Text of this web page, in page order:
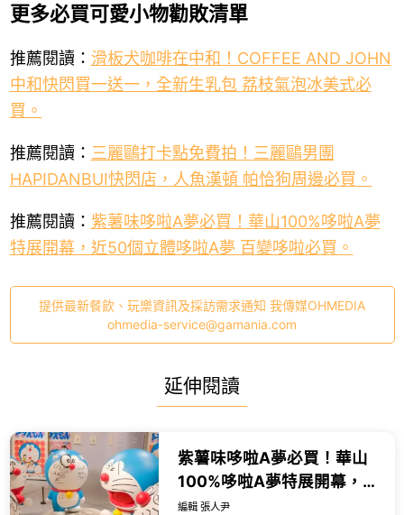
更多必買可愛小物勸敗清單
推薦閱讀： 滑板犬咖啡在中和！COFFEE AND JOHN
中和快閃買一送一，全新生乳包 荔枝氣泡冰美式必
買。
推薦閱讀： 三麗鷗打卡點免費拍！三麗鷗男團
HAPIDANBUI快閃店，人魚漢頓 帕恰狗周邊必買。
推薦閱讀： 紫薯味哆啦A夢必買！華山100%哆啦A夢
特展開幕，近50個立體哆啦A夢 百變哆啦必買。
提供最新餐飲、玩樂資訊及採訪需求通知 我傳媒OHMEDIA
ohmedia-service@gamania.com
延伸閱讀
紫薯味哆啦A夢必買！華山
100%哆啦A夢特展開幕，近
50個立體哆啦A夢 百變哆啦
編輯 張人尹